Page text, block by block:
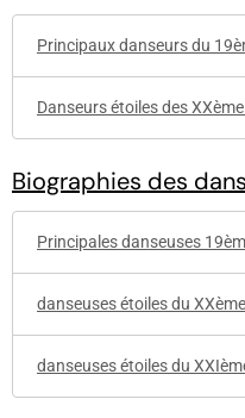
Principaux danseurs du
Danseurs étoiles des
Biographies des
Principales danseuses
danseuses étoiles du
danseuses étoiles du